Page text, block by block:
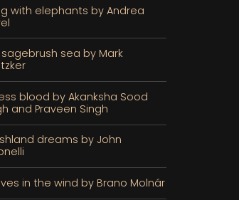
with elephants by Andrea
sagebrush sea by Mark
blood by Akanksha Sood
and Praveen Singh
dreams by John
in the wind by Brano Molnár